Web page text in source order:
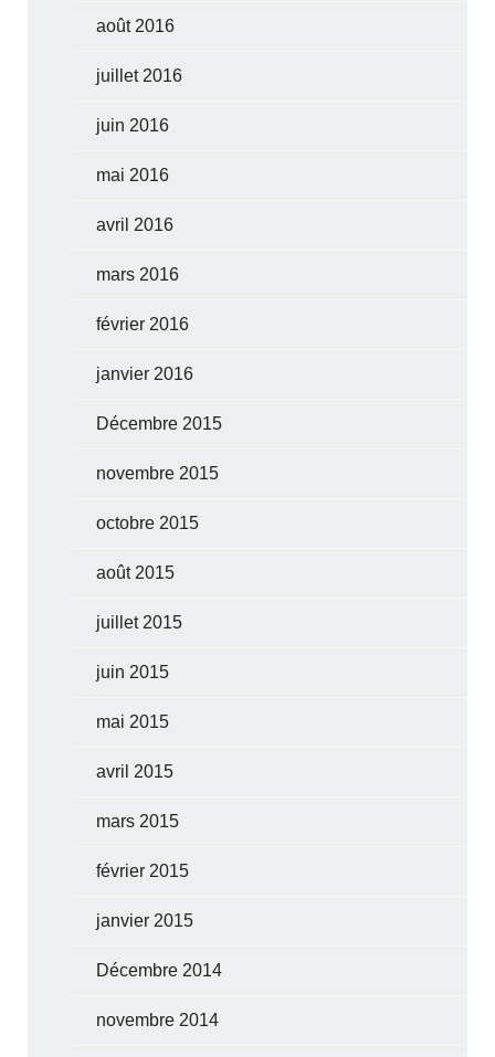
août 2016
juillet 2016
juin 2016
mai 2016
avril 2016
mars 2016
février 2016
janvier 2016
Décembre 2015
novembre 2015
octobre 2015
août 2015
juillet 2015
juin 2015
mai 2015
avril 2015
mars 2015
février 2015
janvier 2015
Décembre 2014
novembre 2014